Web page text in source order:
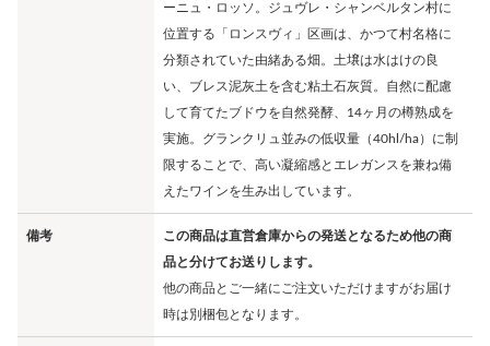
ーニュ・ロッソ。ジュヴレ・シャンベルタン村に
位置する「ロンスヴィ」区画は、かつて村名格に
分類されていた由緒ある畑。土壌は水はけの良
い、ブレス泥灰土を含む粘土石灰質。自然に配慮
して育てたブドウを自然発酵、14ヶ月の樽熟成を
実施。グランクリュ並みの低収量（40hl/ha）に制
限することで、高い凝縮感とエレガンスを兼ね備
えたワインを生み出しています。
備考
この商品は直営倉庫からの発送となるため他の商
品と分けてお送りします。
他の商品とご一緒にご注文いただけますがお届け
時は別梱包となります。